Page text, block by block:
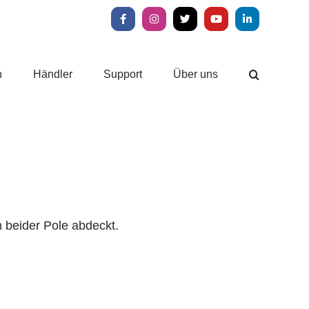
FacebookInstagram
X YouTubeLinkedIn
Händler Support Über uns
Pole abdeckt.